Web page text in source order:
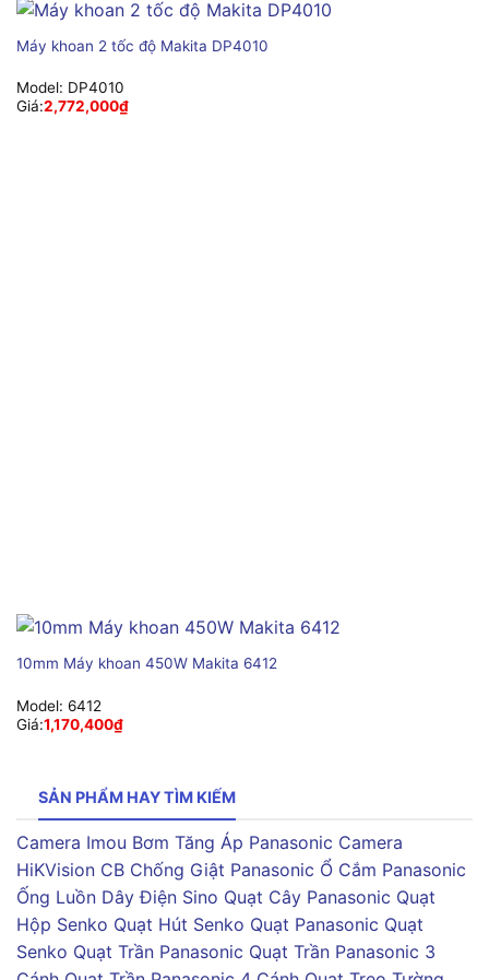
Máy khoan 2 tốc độ Makita DP4010
Model: DP4010
Giá:2,772,000₫
10mm Máy khoan 450W Makita 6412
Model: 6412
Giá:1,170,400₫
SẢN PHẨM HAY TÌM KIẾM
Camera Imou Bơm Tăng Áp Panasonic Camera
HiKVision CB Chống Giật Panasonic Ổ Cắm Panasonic
Ống Luồn Dây Điện Sino Quạt Cây Panasonic Quạt
Hộp Senko Quạt Hút Senko Quạt Panasonic Quạt
Senko Quạt Trần Panasonic Quạt Trần Panasonic 3